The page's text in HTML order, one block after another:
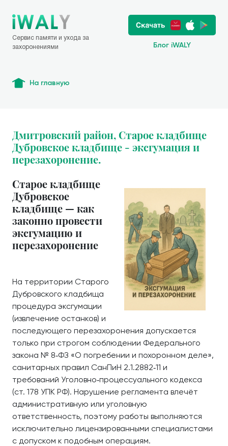
Сервис памяти и ухода за
захоронениями
Блог iWALY
На главную
Дмитровский район, Старое кладбище
Дубровское кладбище - эксгумация и
перезахоронение.
Старое кладбище
Дубровское
кладбище — как
законно провести
эксгумацию и
перезахоронение
На территории Старого
Дубровского кладбища
процедура эксгумации
(извлечение останков) и
последующего перезахоронения допускается
только при строгом соблюдении Федерального
закона № 8‑ФЗ «О погребении и похоронном деле»,
санитарных правил СанПиН 2.1.2882‑11 и
требований Уголовно‑процессуального кодекса
(ст. 178 УПК РФ). Нарушение регламента влечёт
административную или уголовную
ответственность, поэтому работы выполняются
исключительно лицензированными специалистами
с допуском к подобным операциям.